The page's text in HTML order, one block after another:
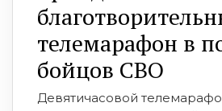
телемарафон в
бойцов СВО
Девятичасовой